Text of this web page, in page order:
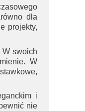
dla
projekty,
W swoich
W
i
nie